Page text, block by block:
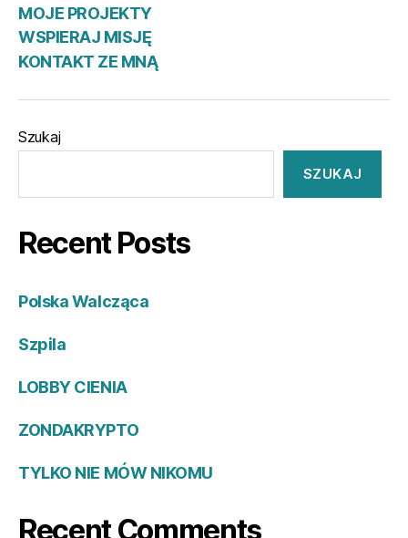
MOJE PROJEKTY
WSPIERAJ MISJĘ
KONTAKT ZE MNĄ
Szukaj
SZUKAJ
Recent Posts
Polska Walcząca
Szpila
LOBBY CIENIA
ZONDAKRYPTO
TYLKO NIE MÓW NIKOMU
Recent Comments